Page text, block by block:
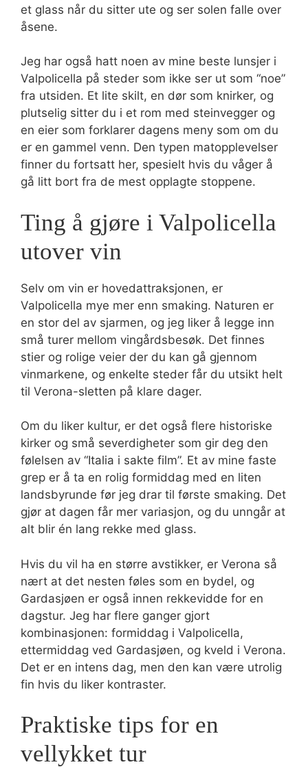
et glass når du sitter ute og ser solen falle over
åsene.
Jeg har også hatt noen av mine beste lunsjer i
Valpolicella på steder som ikke ser ut som “noe”
fra utsiden. Et lite skilt, en dør som knirker, og
plutselig sitter du i et rom med steinvegger og
en eier som forklarer dagens meny som om du
er en gammel venn. Den typen matopplevelser
finner du fortsatt her, spesielt hvis du våger å
gå litt bort fra de mest opplagte stoppene.
Ting å gjøre i Valpolicella
utover vin
Selv om vin er hovedattraksjonen, er
Valpolicella mye mer enn smaking. Naturen er
en stor del av sjarmen, og jeg liker å legge inn
små turer mellom vingårdsbesøk. Det finnes
stier og rolige veier der du kan gå gjennom
vinmarkene, og enkelte steder får du utsikt helt
til Verona-sletten på klare dager.
Om du liker kultur, er det også flere historiske
kirker og små severdigheter som gir deg den
følelsen av “Italia i sakte film”. Et av mine faste
grep er å ta en rolig formiddag med en liten
landsbyrunde før jeg drar til første smaking. Det
gjør at dagen får mer variasjon, og du unngår at
alt blir én lang rekke med glass.
Hvis du vil ha en større avstikker, er Verona så
nært at det nesten føles som en bydel, og
Gardasjøen er også innen rekkevidde for en
dagstur. Jeg har flere ganger gjort
kombinasjonen: formiddag i Valpolicella,
ettermiddag ved Gardasjøen, og kveld i Verona.
Det er en intens dag, men den kan være utrolig
fin hvis du liker kontraster.
Praktiske tips for en
vellykket tur